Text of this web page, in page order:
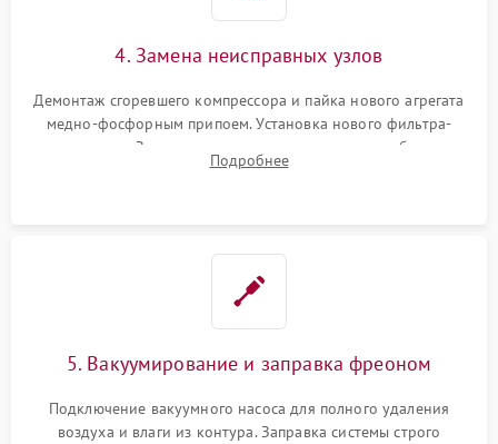
4. Замена неисправных узлов
Демонтаж сгоревшего компрессора и пайка нового агрегата
медно-фосфорным припоем. Установка нового фильтра-
осушителя. Замена изношенных вентиляторов обдува,
сломанных заслонок или поврежденных дверных петель.
Подробнее
5. Вакуумирование и заправка фреоном
Подключение вакуумного насоса для полного удаления
воздуха и влаги из контура. Заправка системы строго